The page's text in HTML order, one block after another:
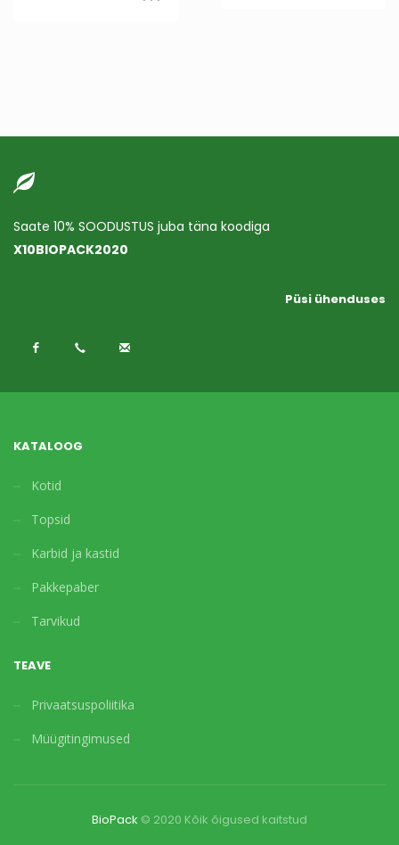
Saate 10% SOODUSTUS juba täna koodiga
X10BIOPACK2020
Püsi ühenduses
KATALOOG
Kotid
Topsid
Karbid ja kastid
Pakkepaber
Tarvikud
TEAVE
Privaatsuspoliitika
Müügitingimused
BioPack © 2020 Kõik õigused kaitstud